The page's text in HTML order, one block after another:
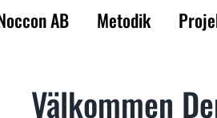
AB Metodik
Välkommen